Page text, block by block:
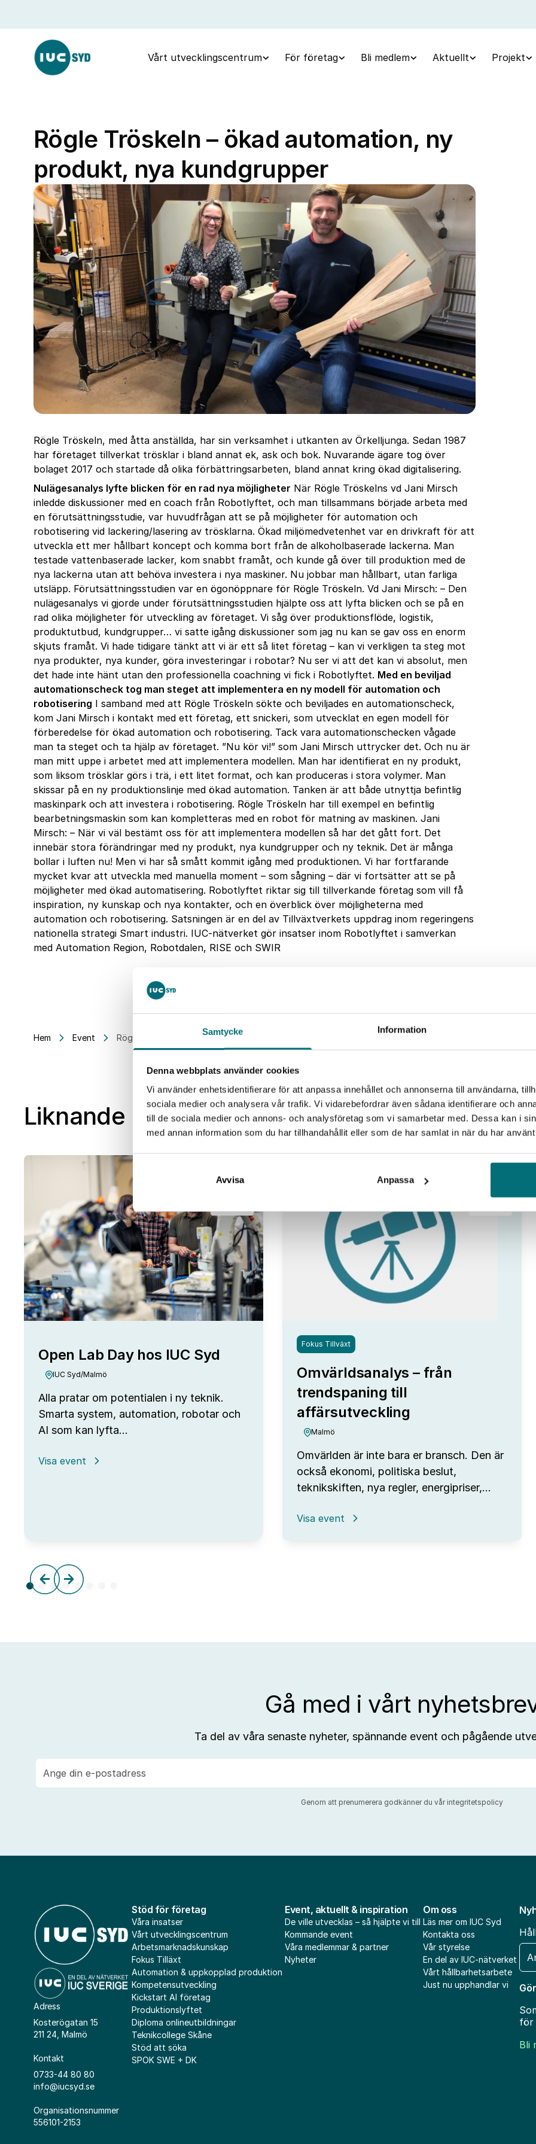
Samtycke Information
Denna webbplats använder cookies
Vi använder enhetsidentifierare för att anpassa innehållet och annonserna till användarna,
sociala medier och analysera vår trafik. Vi vidarebefordrar även sådana identifierare och
till de sociala medier och annons- och analysföretag som vi samarbetar med. Dessa kan i
med annan information som du har tillhandahållit eller som de har samlat in när du har
Avvisa Anpassa
Vårt utvecklingscentrum För företag Bli medlem Aktuellt Projekt
Rögle Tröskeln – ökad automation, ny
produkt, nya kundgrupper
Rögle Tröskeln, med åtta anställda, har sin verksamhet i utkanten av Örkelljunga. Sedan 1987
har företaget tillverkat trösklar i bland annat ek, ask och bok. Nuvarande ägare tog över
bolaget 2017 och startade då olika förbättringsarbeten, bland annat kring ökad digitalisering.
Nulägesanalys lyfte blicken för en rad nya möjligheter När Rögle Tröskelns vd Jani Mirsch
inledde diskussioner med en coach från Robotlyftet, och man tillsammans började arbeta med
en förutsättningsstudie, var huvudfrågan att se på möjligheter för automation och
robotisering vid lackering/lasering av trösklarna. Ökad miljömedvetenhet var en drivkraft för att
utveckla ett mer hållbart koncept och komma bort från de alkoholbaserade lackerna. Man
testade vattenbaserade lacker, kom snabbt framåt, och kunde gå över till produktion med de
nya lackerna utan att behöva investera i nya maskiner. Nu jobbar man hållbart, utan farliga
utsläpp. Förutsättningsstudien var en ögonöppnare för Rögle Tröskeln. Vd Jani Mirsch: – Den
nulägesanalys vi gjorde under förutsättningsstudien hjälpte oss att lyfta blicken och se på en
rad olika möjligheter för utveckling av företaget. Vi såg över produktionsflöde, logistik,
produktutbud, kundgrupper… vi satte igång diskussioner som jag nu kan se gav oss en enorm
skjuts framåt. Vi hade tidigare tänkt att vi är ett så litet företag – kan vi verkligen ta steg mot
nya produkter, nya kunder, göra investeringar i robotar? Nu ser vi att det kan vi absolut, men
det hade inte hänt utan den professionella coachning vi fick i Robotlyftet. Med en beviljad
automationscheck tog man steget att implementera en ny modell för automation och
robotisering I samband med att Rögle Tröskeln sökte och beviljades en automationscheck,
kom Jani Mirsch i kontakt med ett företag, ett snickeri, som utvecklat en egen modell för
förberedelse för ökad automation och robotisering. Tack vara automationschecken vågade
man ta steget och ta hjälp av företaget. ”Nu kör vi!” som Jani Mirsch uttrycker det. Och nu är
man mitt uppe i arbetet med att implementera modellen. Man har identifierat en ny produkt,
som liksom trösklar görs i trä, i ett litet format, och kan produceras i stora volymer. Man
skissar på en ny produktionslinje med ökad automation. Tanken är att både utnyttja befintlig
maskinpark och att investera i robotisering. Rögle Tröskeln har till exempel en befintlig
bearbetningsmaskin som kan kompletteras med en robot för matning av maskinen. Jani
Mirsch: – När vi väl bestämt oss för att implementera modellen så har det gått fort. Det
innebär stora förändringar med ny produkt, nya kundgrupper och ny teknik. Det är många
bollar i luften nu! Men vi har så smått kommit igång med produktionen. Vi har fortfarande
mycket kvar att utveckla med manuella moment – som sågning – där vi fortsätter att se på
möjligheter med ökad automatisering. Robotlyftet riktar sig till tillverkande företag som vill få
inspiration, ny kunskap och nya kontakter, och en överblick över möjligheterna med
automation och robotisering. Satsningen är en del av Tillväxtverkets uppdrag inom regeringens
nationella strategi Smart industri. IUC-nätverket gör insatser inom Robotlyftet i samverkan
med Automation Region, Robotdalen, RISE och SWIR
Hem Event Rögle Tröskeln – ökad automation, ny produkt, nya kundgrupper
Liknande event
25
Open Lab Day hos IUC Syd
IUC Syd/Malmö
Alla pratar om potentialen i ny teknik.
Smarta system, automation, robotar och
AI som kan lyfta…
Visa event
:
Fokus Tillväxt
Omvärldsanalys – från
trendspaning till
affärsutveckling
Malmö
Omvärlden är inte bara er bransch. Den är
också ekonomi, politiska beslut,
teknikskiften, nya regler, energipriser,…
Visa event
:
Gå med i vårt
Ta del av våra senaste nyheter, spännande event och pågående
post
Genom att prenumerera godkänner du vår integritetspolicy
Adress
Kosterögatan 15
211 24, Malmö
Kontakt
0733-44 80 80
info@iucsyd.se
Organisationsnummer
556101-2153
Stöd för företag
Våra insatser
Vårt utvecklingscentrum
Arbetsmarknadskunskap
Fokus Tilläxt
Automation & uppkopplad produktion
Kompetensutveckling
Kickstart AI företag
Produktionslyftet
Diploma onlineutbildningar
Teknikcollege Skåne
Stöd att söka
SPOK SWE + DK
Event, aktuellt & inspiration
De ville utvecklas – så hjälpte vi till
Kommande event
Våra medlemmar & partner
Nyheter
Om oss
Läs mer om IUC Syd
Kontakta oss
Vår styrelse
En del av IUC-nätverket
Vårt hållbarhetsarbete
Just nu upphandlar vi
E-
för
Bli